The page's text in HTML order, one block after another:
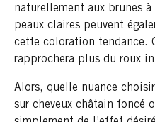
naturellement aux brunes
peaux claires peuvent
cette coloration tendance.
rapprochera plus du roux
Alors, quelle nuance
sur cheveux châtain foncé